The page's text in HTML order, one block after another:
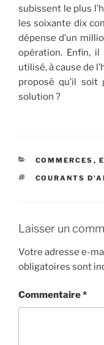
subissent le plus
les soixante dix
dépense d’un
opération. Enfin,
utilisé, à cause de
proposé qu’il
solution ?
CATÉGORIES
COMMERCES ,
ÉTIQUETTES
COURANTS
Laisser un
Votre adresse e-
obligatoires sont
Commentaire*